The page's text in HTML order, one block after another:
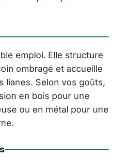
emploi. Elle structure
ombragé et accueille
lianes. Selon vos goûts,
en bois pour une
ou en métal pour une